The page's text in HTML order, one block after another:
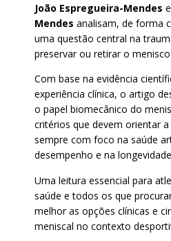
João Espregueira-Mendes
Mendes analisam, de forma
uma questão central na
preservar ou retirar o
Com base na evidência
experiência clínica, o artigo
o papel biomecânico do
critérios que devem orientar
sempre com foco na saúde
desempenho e na
Uma leitura essencial para
saúde e todos os que
melhor as opções clínicas e
meniscal no contexto